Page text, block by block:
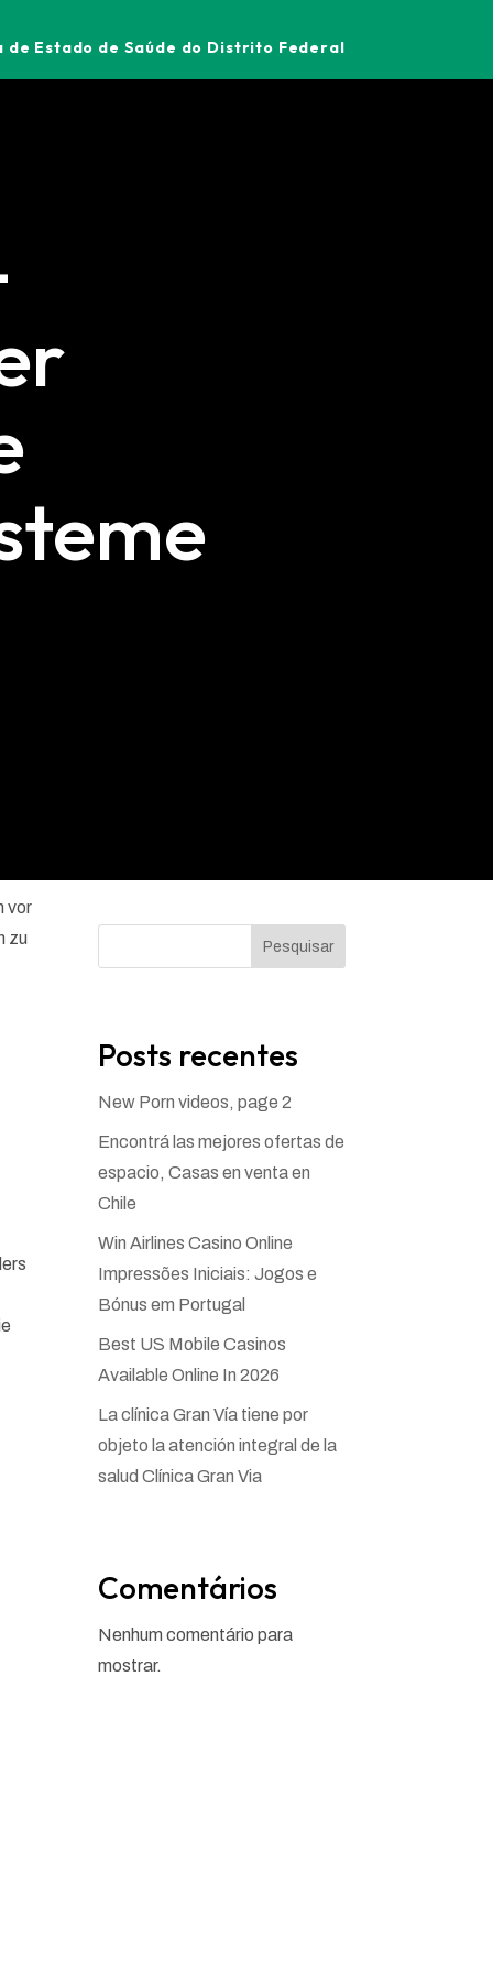
Estado de Saúde do Distrito Federal
vor
zu
Pesquisar
Posts recentes
New Porn videos, page 2
Encontrá las mejores ofertas de
espacio, Casas en venta en
Chile
Win Airlines Casino Online
Impressões Iniciais: Jogos e
Bónus em Portugal
Best US Mobile Casinos
Available Online In 2026
La clínica Gran Vía tiene por
objeto la atención integral de la
salud Clínica Gran Via
Comentários
Nenhum comentário para
mostrar.